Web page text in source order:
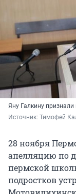
Яну Галкину
Источник: Тимофей
28 ноября
апелляцию по
пермской
подростков